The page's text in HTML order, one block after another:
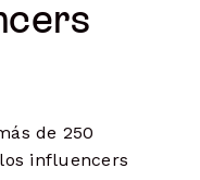
de 250
influencers